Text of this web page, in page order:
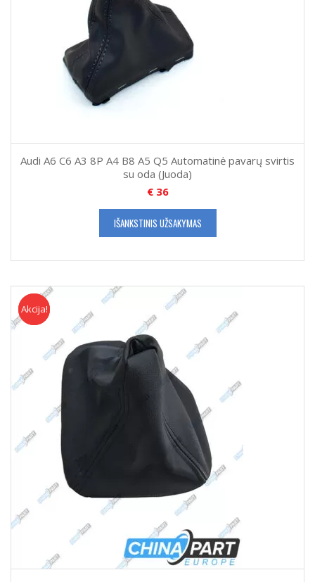
Audi A6 C6 A3 8P A4 B8 A5 Q5 Automatinė pavarų svirtis
su oda (Juoda)
€36
IŠANKSTINIS UŽSAKYMAS
Akcija
Akcija!